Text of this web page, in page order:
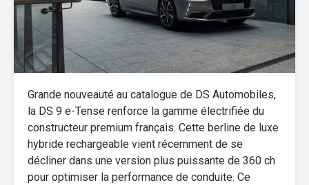
Grande nouveauté au catalogue de DS Automobiles,
la DS 9 e-Tense renforce la gamme électrifiée du
constructeur premium français. Cette berline de luxe
hybride rechargeable vient récemment de se
décliner dans une version plus puissante de 360 ch
pour optimiser la performance de conduite. Ce